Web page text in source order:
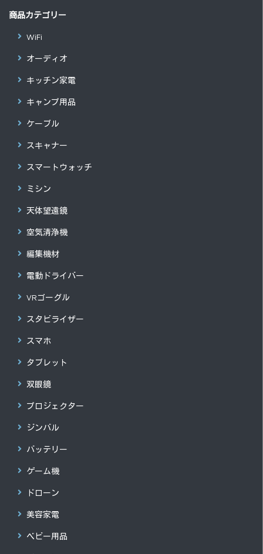
商品カテゴリー
WiFi
オーディオ
キッチン家電
キャンプ用品
ケーブル
スキャナー
スマートウォッチ
ミシン
天体望遠鏡
空気清浄機
編集機材
電動ドライバー
VRゴーグル
スタビライザー
スマホ
タブレット
双眼鏡
プロジェクター
ジンバル
バッテリー
ゲーム機
ドローン
美容家電
ベビー用品